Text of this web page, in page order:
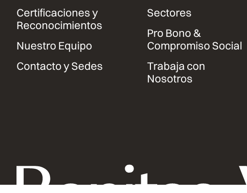
Certificaciones y
Reconocimientos
Nuestro Equipo
Contacto y Sedes
Sectores
Pro Bono &
Compromiso Social
Trabaja con
Nosotros